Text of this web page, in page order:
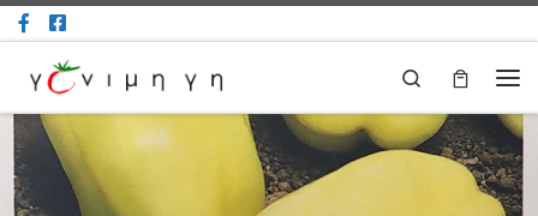
Μετάβαση στο περιεχόμενο
Search